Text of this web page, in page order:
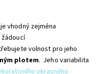
je vhodný zejména
volnost pro jeho
plotem. Jeho variabilita
okrasného